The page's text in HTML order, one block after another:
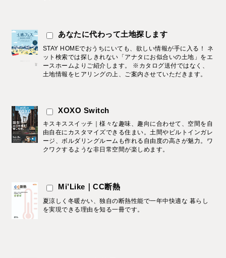
あなたに代わって土地探します
STAY HOMEでおうちにいても、欲しい情報が手に入る！ ネ
ット検索では探しきれない「アナタにお似合いの土地」をエ
ースホームよりご紹介します。 ※カタログ送付ではなく、
土地情報をヒアリングの上、ご案内させていただきます。
XOXO Switch
キスキススイッチ｜様々な趣味、趣向に合わせて、空間を自
由自在にカスタマイズできる住まい。土間やビルトインガレ
ージ、ボルダリングルームも作れる自由度の高さが魅力。ワ
クワクするような非日常空間が楽しめます。
Mi’Like｜CC断熱
夏涼しく冬暖かい、独自の断熱性能で一年中快適な 暮らし
を実現できる理由を知る一冊です。